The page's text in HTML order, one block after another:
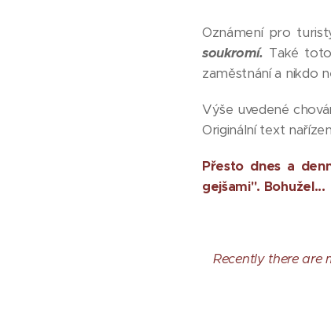
Oznámení pro
soukromí. Také
zaměstnání a nikdo
Výše uvedené
Originální text
Přesto dnes a
gejšami". Bohužel...
Recently there are